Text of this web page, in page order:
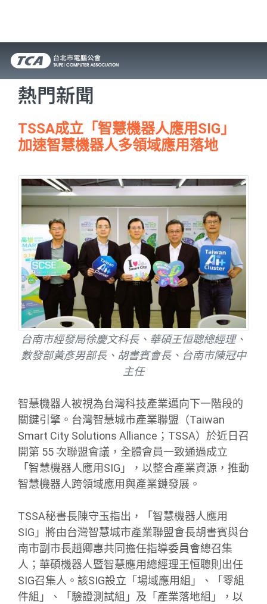
熱門新聞
TSSA成立「智慧機器人應用SIG」
加速智慧機器人多領域應用落地
台南市經發局徐慶文科長、華碩王恒聰總經理、
數發部黃彥男部長、胡書賓會長、台南市陳冠中
主任
智慧機器人被視為台灣科技產業邁向下一階段的
關鍵引擎。台灣智慧城市產業聯盟（Taiwan
Smart City Solutions Alliance；TSSA）於近日召
開第 55 次聯盟會議，全體會員一致通過成立
「智慧機器人應用SIG」，以整合產業資源，推動
智慧機器人跨領域應用與產業鏈發展。
TSSA秘書長陳守玉指出，「智慧機器人應用
SIG」將由台灣智慧城市產業聯盟會長胡書賓與台
南市副市長趙卿惠共同擔任指導委員會總召集
人；華碩機器人暨智慧應用總經理王恒聰則出任
SIG召集人。該SIG設立「場域應用組」、「零組
件組」、「驗證測試組」及「產業落地組」，以